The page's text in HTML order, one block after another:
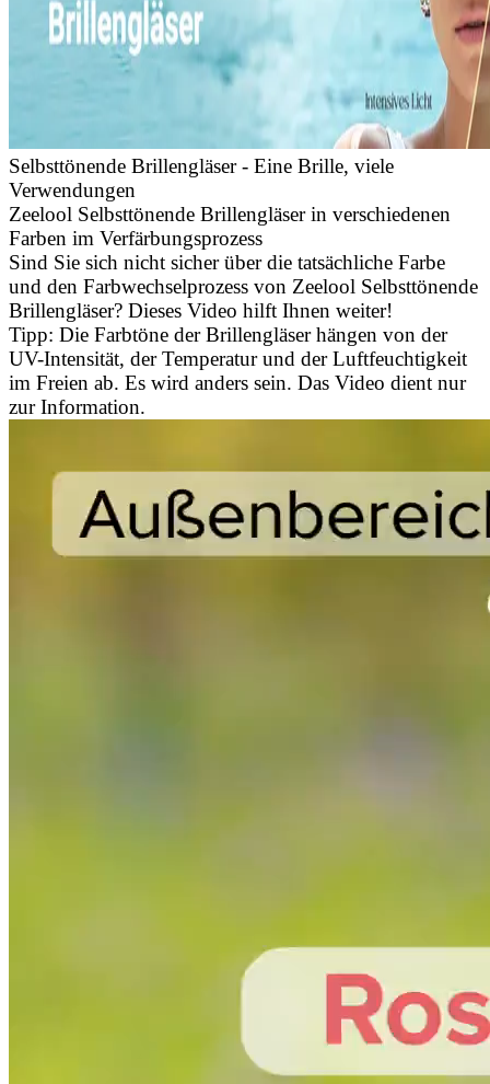
Selbsttönende Brillengläser - Eine Brille, viele
Verwendungen
Zeelool Selbsttönende Brillengläser in verschiedenen
Farben im Verfärbungsprozess
Sind Sie sich nicht sicher über die tatsächliche Farbe
und den Farbwechselprozess von Zeelool Selbsttönende
Brillengläser? Dieses Video hilft Ihnen weiter!
Tipp: Die Farbtöne der Brillengläser hängen von der
UV-Intensität, der Temperatur und der Luftfeuchtigkeit
im Freien ab. Es wird anders sein. Das Video dient nur
zur Information.